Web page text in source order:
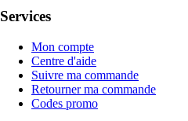
Services
Mon compte
Centre d'aide
Suivre ma commande
Retourner ma commande
Codes promo